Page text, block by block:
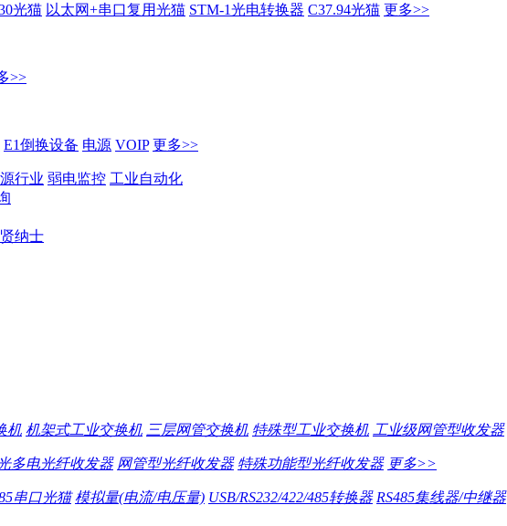
光猫 以太网+串口复用光猫 STM-1光电转换器 C37.94光猫 更多>>
>>
E1倒换设备 电源 VOIP 更多>>
行业 弱电监控 工业自动化
纳士
机 机架式工业交换机 三层网管交换机 特殊型工业交换机 工业级网管型收发器
多电光纤收发器 网管型光纤收发器 特殊功能型光纤收发器 更多>>
串口光猫 模拟量(电流/电压量) USB/RS232/422/485转换器 RS485集线器/中继器